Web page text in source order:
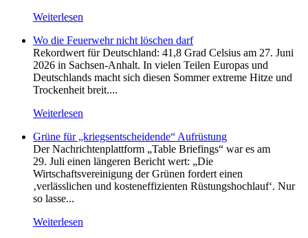
Weiterlesen
Wo die Feuerwehr nicht löschen darf
Rekordwert für Deutschland: 41,8 Grad Celsius am 27. Juni
2026 in Sachsen-Anhalt. In vielen Teilen Europas und
Deutschlands macht sich diesen Sommer extreme Hitze und
Trockenheit breit....
Weiterlesen
Grüne für „kriegsentscheidende“ Aufrüstung
Der Nachrichtenplattform „Table Briefings“ war es am
29. Juli einen längeren Bericht wert: „Die
Wirtschaftsvereinigung der Grünen fordert einen
‚verlässlichen und kosteneffizienten Rüstungshochlauf‘. Nur
so lasse...
Weiterlesen